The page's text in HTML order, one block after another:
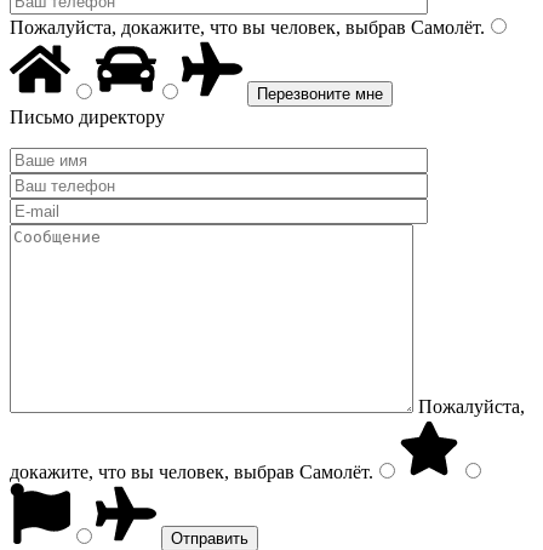
Пожалуйста, докажите, что вы человек, выбрав Самолёт.
Письмо директору
Пожалуйста,
докажите, что вы человек, выбрав Самолёт.